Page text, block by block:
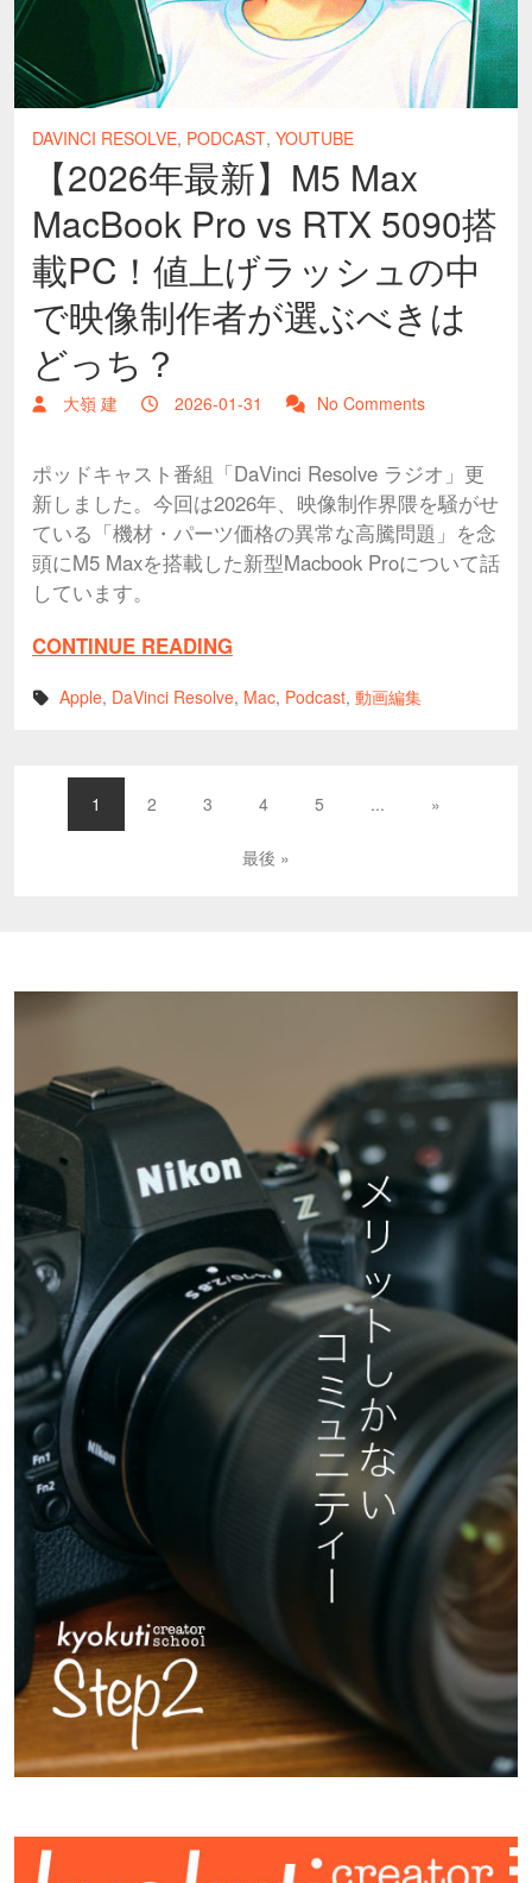
DAVINCI RESOLVE, PODCAST, YOUTUBE
【2026年最新】M5 Max
MacBook Pro vs RTX 5090搭
載PC！値上げラッシュの中
で映像制作者が選ぶべきは
どっち？
大嶺 建 2026-01-31 No Comments
ポッドキャスト番組「DaVinci Resolve ラジオ」更
新しました。今回は2026年、映像制作界隈を騒がせ
ている「機材・パーツ価格の異常な高騰問題」を念
頭にM5 Maxを搭載した新型Macbook Proについて話
しています。
CONTINUE READING
Apple, DaVinci Resolve, Mac, Podcast, 動画編集
1 2 3 4 5 ... »
最後 »